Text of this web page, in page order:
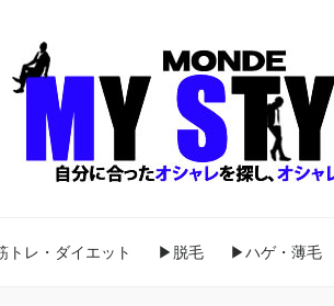
トレ・ダイエット ▶脱毛 ▶ハゲ・薄毛